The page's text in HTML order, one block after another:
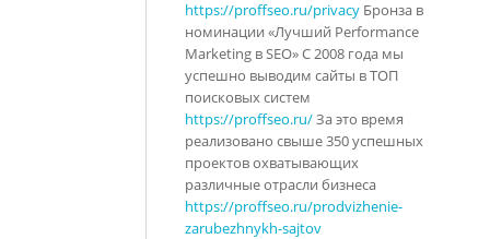
https://proffseo.ru/privacy Бронза в
номинации «Лучший Performance
Marketing в SEO» С 2008 года мы
успешно выводим сайты в ТОП
поисковых систем
https://proffseo.ru/За это время
реализовано свыше 350 успешных
проектов охватывающих
различные отрасли бизнеса
https://proffseo.ru/prodvizhenie-
zarubezhnykh-sajtov